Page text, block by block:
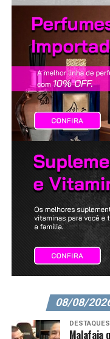
08/08/
DESTAQUES
Malafaia